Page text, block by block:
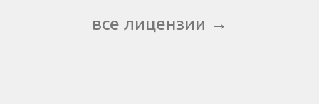
все лицензии →